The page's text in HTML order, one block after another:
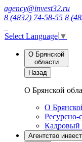
agency@invest32.ru
8 (4832) 74-58-55 8
Select Language ▼
О Брянской
области
Назад
О Брянской
О
Ресурсно-
Кадровый
Агентство